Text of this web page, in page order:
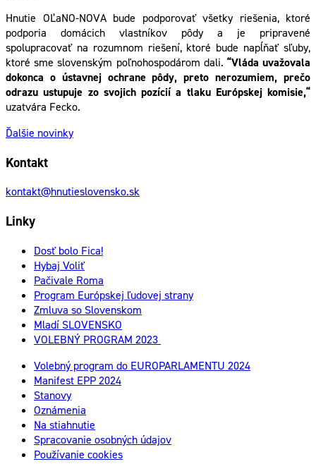
Hnutie OĽaNO-NOVA bude podporovať všetky riešenia, ktoré
podporia domácich vlastníkov pôdy a je pripravené
spolupracovať na rozumnom riešení, ktoré bude napĺňať sľuby,
ktoré sme slovenským poľnohospodárom dali. “Vláda uvažovala
dokonca o ústavnej ochrane pôdy, preto nerozumiem, prečo
odrazu ustupuje zo svojich pozícií a tlaku Európskej komisie,“
uzatvára Fecko.
Ďalšie novinky
Kontakt
kontakt@hnutieslovensko.sk
Linky
Dosť bolo Fica!
Hybaj Voliť
Pačivale Roma
Program Európskej ľudovej strany
Zmluva so Slovenskom
Mladí SLOVENSKO
VOLEBNÝ PROGRAM 2023
Volebný program do EUROPARLAMENTU 2024
Manifest EPP 2024
Stanovy
Oznámenia
Na stiahnutie
Spracovanie osobných údajov
Používanie cookies